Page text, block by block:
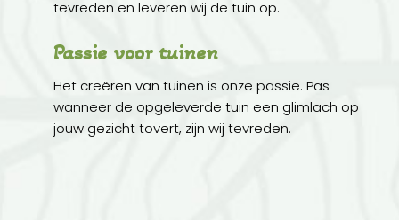
tevreden en leveren wij de tuin op.
Passie voor tuinen
Het creëren van tuinen is onze passie. Pas
wanneer de opgeleverde tuin een glimlach op
jouw gezicht tovert, zijn wij tevreden.